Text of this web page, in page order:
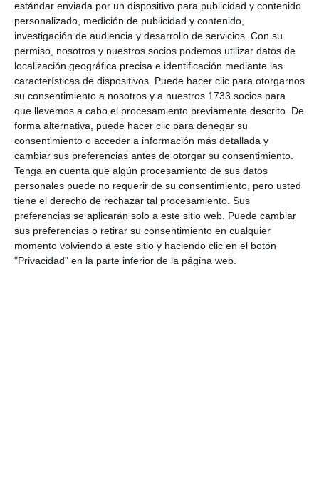
estándar enviada por un dispositivo para publicidad y contenido
personalizado, medición de publicidad y contenido,
investigación de audiencia y desarrollo de servicios. Con su
permiso, nosotros y nuestros socios podemos utilizar datos de
localización geográfica precisa e identificación mediante las
características de dispositivos. Puede hacer clic para otorgarnos
su consentimiento a nosotros y a nuestros 1733 socios para
que llevemos a cabo el procesamiento previamente descrito. De
forma alternativa, puede hacer clic para denegar su
consentimiento o acceder a información más detallada y
cambiar sus preferencias antes de otorgar su consentimiento.
Tenga en cuenta que algún procesamiento de sus datos
personales puede no requerir de su consentimiento, pero usted
tiene el derecho de rechazar tal procesamiento. Sus
preferencias se aplicarán solo a este sitio web. Puede cambiar
sus preferencias o retirar su consentimiento en cualquier
momento volviendo a este sitio y haciendo clic en el botón
"Privacidad" en la parte inferior de la página web.
“seguridad y libertad”
VOX
Mijas premia la labor por la
igualdad en la XVIII Gala Mijas en
Femenino
REPORTAJES
Especial 8M: entrevista con la
alcaldesa de Mijas, Ana Mata
ACTUALIDAD
Apaffer conmemora el 8M con
su cinefórum violeta